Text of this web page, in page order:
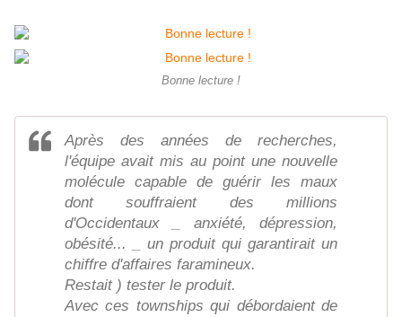
Bonne lecture !
Après des années de recherches,
l'équipe avait mis au point une nouvelle
molécule capable de guérir les maux
dont souffraient des millions
d'Occidentaux _ anxiété, dépression,
obésité... _ un produit qui garantirait un
chiffre d'affaires faramineux.
Restait ) tester le produit.
Avec ces townships qui débordaient de